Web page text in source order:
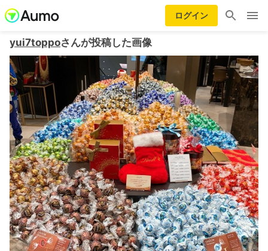
ログイン
yui7toppoさんが投稿した画像